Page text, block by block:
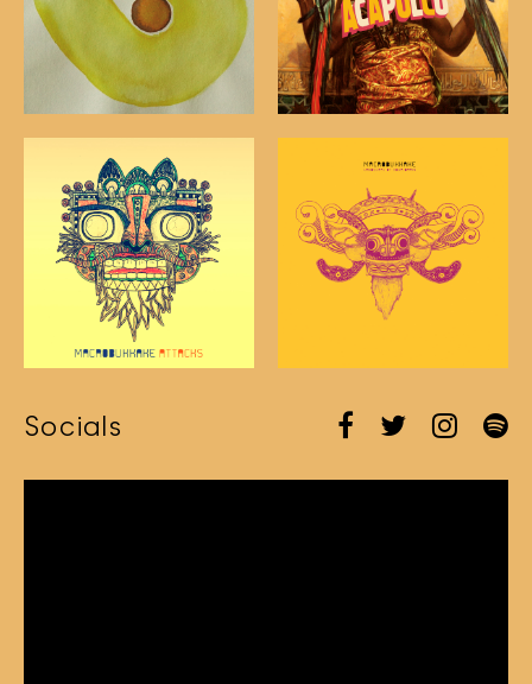
Socials